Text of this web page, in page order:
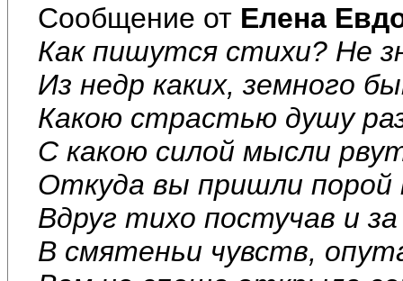
Сообщение от Елена
Как пишутся стихи? Не
Из недр каких, земного
Какою страстью душу
С какою силой мысли
Откуда вы пришли порой
Вдруг тихо постучав и
В смятеньи чувств,